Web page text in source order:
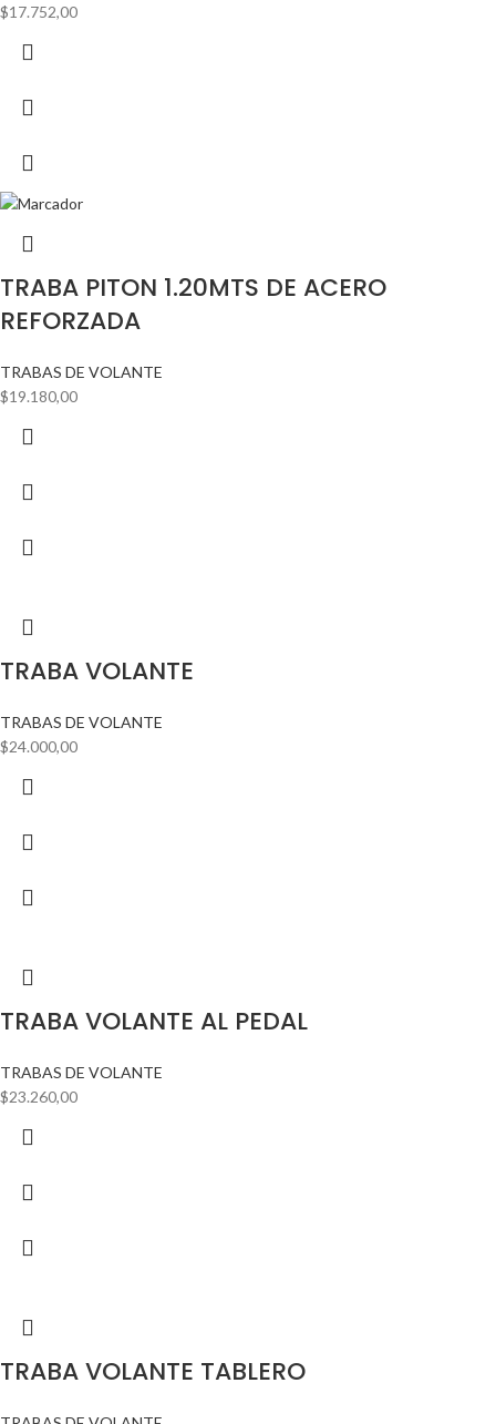
$17.752,00
TRABA PITON 1.20MTS DE ACERO
REFORZADA
TRABAS DE VOLANTE
$19.180,00
TRABA VOLANTE
TRABAS DE VOLANTE
$24.000,00
TRABA VOLANTE AL PEDAL
TRABAS DE VOLANTE
$23.260,00
TRABA VOLANTE TABLERO